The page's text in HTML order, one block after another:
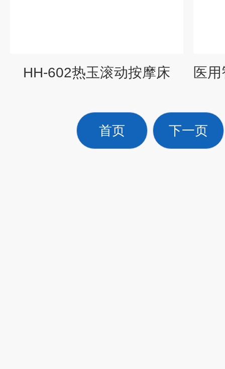
HH-602热玉滚动按摩床
首页 下一页